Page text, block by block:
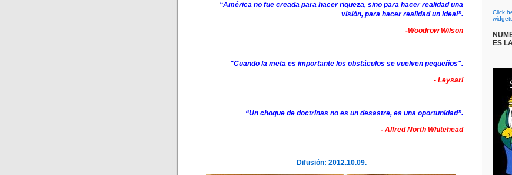
“América no fue creada para hacer riqueza, sino para hacer realidad una
visión, para hacer realidad un ideal”.
-Woodrow Wilson
"Cuando la meta es importante los obstáculos se vuelven pequeños".
- Leysari
“Un choque de doctrinas no es un desastre, es una oportunidad”.
- Alfred North Whitehead
Difusión: 2012.10.09.
Click
ES